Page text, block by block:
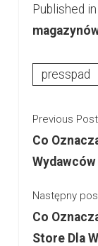
Published in
presspad
Previous Post
Co
Następny
Co
Store Dla